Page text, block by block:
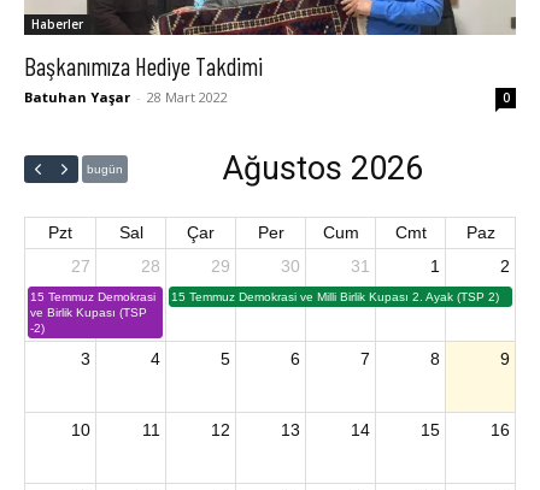
Haberler
Başkanımıza Hediye Takdimi
Batuhan Yaşar - 28 Mart 2022 0
bugün Ağustos 2026
Pzt Sal Çar Per Cum Cmt
Paz
27
15 Temmuz Demokrasi
ve Birlik Kupası (TSP
-2)
28 29
15 Temmuz Demokrasi ve Milli Birlik Kupası 2. Ayak (TSP 2)
30 31 1 2
3 4 5 6 7 8 9
10 11 12 13 14 15 16